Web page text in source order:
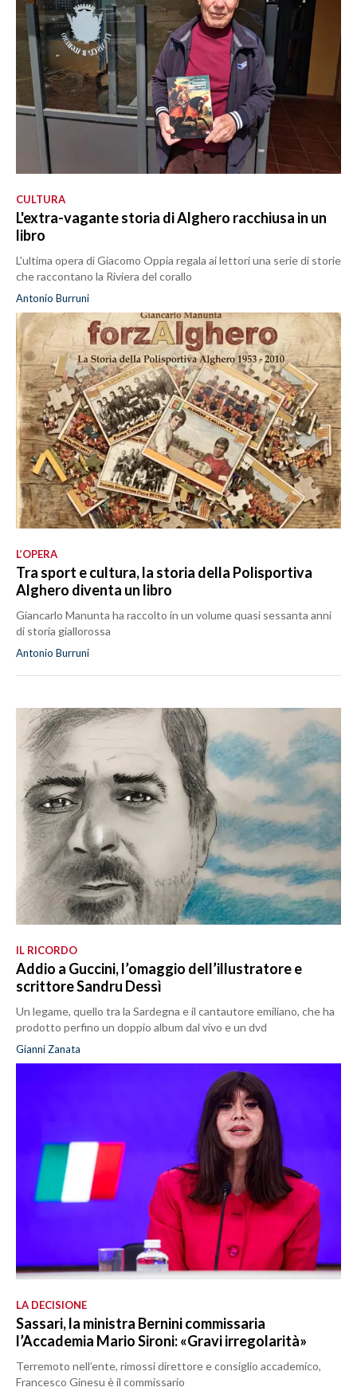
CULTURA
L'extra-vagante storia di Alghero racchiusa in un
libro
L'ultima opera di Giacomo Oppia regala ai lettori una serie di storie
che raccontano la Riviera del corallo
Antonio Burruni
L’OPERA
Tra sport e cultura, la storia della Polisportiva
Alghero diventa un libro
Giancarlo Manunta ha raccolto in un volume quasi sessanta anni
di storia giallorossa
Antonio Burruni
IL RICORDO
Addio a Guccini, l’omaggio dell’illustratore e
scrittore Sandru Dessì
Un legame, quello tra la Sardegna e il cantautore emiliano, che ha
prodotto perfino un doppio album dal vivo e un dvd
Gianni Zanata
LA DECISIONE
Sassari, la ministra Bernini commissaria
l’Accademia Mario Sironi: «Gravi irregolarità»
Terremoto nell’ente, rimossi direttore e consiglio accademico,
Francesco Ginesu è il commissario